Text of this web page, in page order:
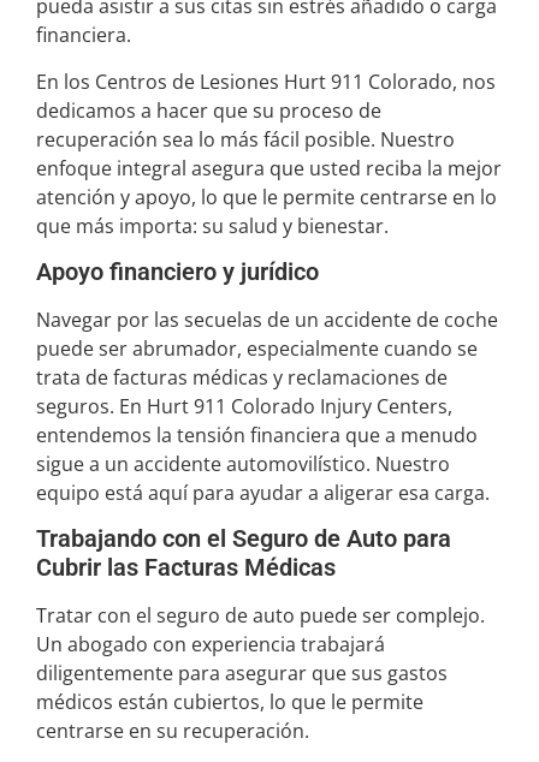
pueda asistir a sus citas sin estrés añadido o carga
financiera.
En los Centros de Lesiones Hurt 911 Colorado, nos
dedicamos a hacer que su proceso de
recuperación sea lo más fácil posible. Nuestro
enfoque integral asegura que usted reciba la mejor
atención y apoyo, lo que le permite centrarse en lo
que más importa: su salud y bienestar.
Apoyo financiero y jurídico
Navegar por las secuelas de un accidente de coche
puede ser abrumador, especialmente cuando se
trata de facturas médicas y reclamaciones de
seguros. En Hurt 911 Colorado Injury Centers,
entendemos la tensión financiera que a menudo
sigue a un accidente automovilístico. Nuestro
equipo está aquí para ayudar a aligerar esa carga.
Trabajando con el Seguro de Auto para
Cubrir las Facturas Médicas
Tratar con el seguro de auto puede ser complejo.
Un abogado con experiencia trabajará
diligentemente para asegurar que sus gastos
médicos están cubiertos, lo que le permite
centrarse en su recuperación.